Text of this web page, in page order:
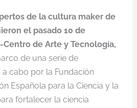
de la cultura maker de
el pasado 10 de
de Arte y Tecnología,
de una serie de
cabo por la Fundación
Española para la Ciencia y la
fortalecer la ciencia